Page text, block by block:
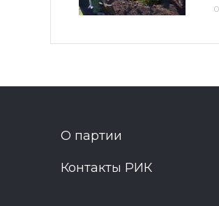
О партии
Контакты РИК